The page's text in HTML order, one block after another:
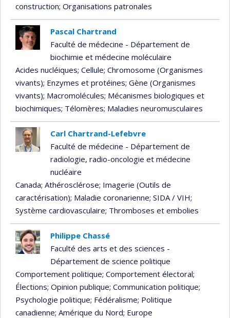
construction; Organisations patronales
Pascal Chartrand
Faculté de médecine - Département de
biochimie et médecine moléculaire
Acides nucléiques; Cellule; Chromosome (Organismes
vivants); Enzymes et protéines; Gène (Organismes
vivants); Macromolécules; Mécanismes biologiques et
biochimiques; Télomères; Maladies neuromusculaires
Carl Chartrand-Lefebvre
Faculté de médecine - Département de
radiologie, radio-oncologie et médecine
nucléaire
Canada; Athérosclérose; Imagerie (Outils de
caractérisation); Maladie coronarienne; SIDA / VIH;
Système cardiovasculaire; Thromboses et embolies
Philippe Chassé
Faculté des arts et des sciences -
Département de science politique
Comportement politique; Comportement électoral;
Élections; Opinion publique; Communication politique;
Psychologie politique; Fédéralisme; Politique
canadienne; Amérique du Nord; Europe